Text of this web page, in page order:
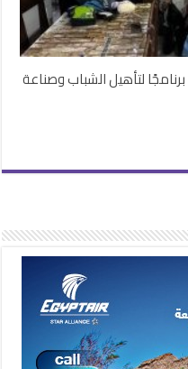
المتاحف تتحول لمدرسة سياحية و52 برنامجًا لتأهيل الشباب وصناعة